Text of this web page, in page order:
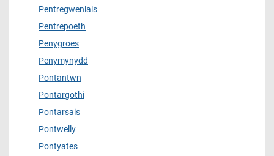
Pentregwenlais
Pentrepoeth
Penygroes
Penymynydd
Pontantwn
Pontargothi
Pontarsais
Pontwelly
Pontyates